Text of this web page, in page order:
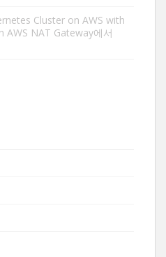
Cluster on AWS with
AWS NAT Gateway에서